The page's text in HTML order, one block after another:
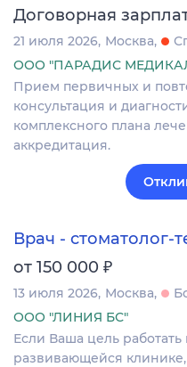
Договорная
21 июля 2026 Москва
ООО "ПАРАДИС
Прием первичных и
консультация и
комплексного плана
аккредитация.
Врач - стоматолог-
от 150 000 ₽
13 июля 2026 Москва
ООО "ЛИНИЯ БС"
Если Ваша цель
развивающейся клинике,